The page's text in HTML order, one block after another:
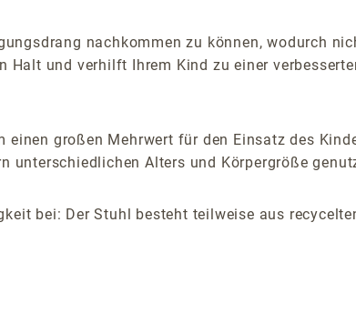
nachkommen zu können, wodurch
und verhilft Ihrem Kind zu einer
großen Mehrwert für den Einsatz des
unterschiedlichen Alters und Körpergröße
bei: Der Stuhl besteht teilweise aus